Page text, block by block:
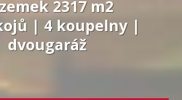
2317 m2
| 4 koupelny |
dvougaráž